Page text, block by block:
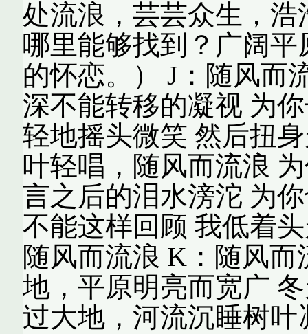
处流浪，芸芸众生，
哪里能够找到？广阔
的怀恋。） J：随风而
深不能转移的凝视 为
轻地摇头微笑 然后扭
叶轻唱，随风而流浪
言之后的泪水滂沱 为
不能这样回顾 我低着
随风而流浪 K：随风
地，平原明亮而宽广
过大地，河流沉睡树